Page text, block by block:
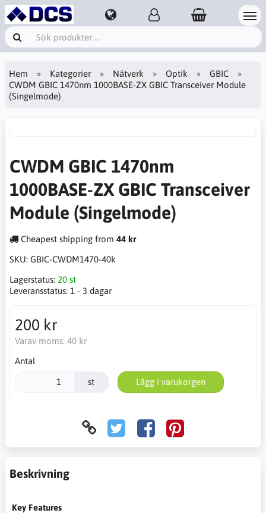
Hem Kategorier Nätverk Optik
GBIC
CWDM GBIC 1470nm 1000BASE-ZX GBIC Transceiver Module
(Singelmode)
CWDM GBIC 1470nm
1000BASE-ZX GBIC Transceiver
Module (Singelmode)
Cheapest shipping from 44 kr
SKU: GBIC-CWDM1470-40k
Lagerstatus: 20 st
Leveransstatus: 1 - 3 dagar
200 kr
Varav moms: 40 kr
Antal
st Lägg i varukorgen
Beskrivning
Key Features